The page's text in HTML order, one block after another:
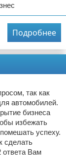
Подробнее
так как
автомобилей.
бизнеса
избежать
успеху.
сделать
ответа Вам